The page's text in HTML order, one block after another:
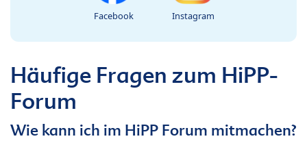
Facebook Instagram
Häufige Fragen zum HiPP-
Forum
Wie kann ich im HiPP Forum mitmachen?